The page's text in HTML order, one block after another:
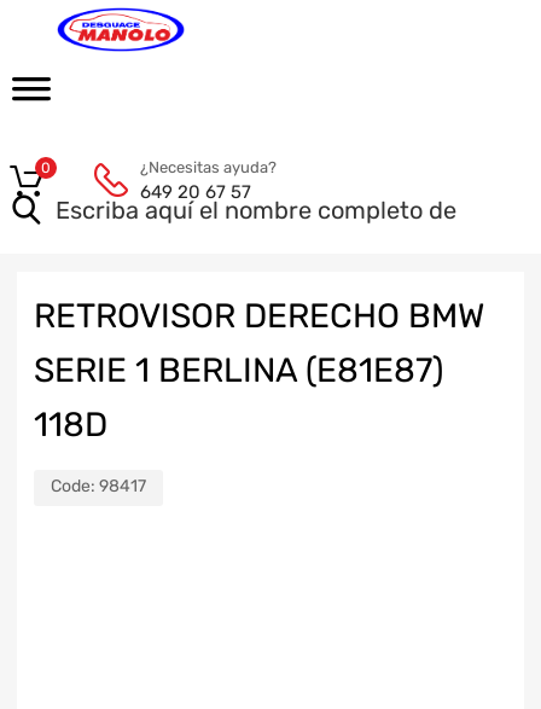
¿Necesitas ayuda?
649 20 67 57
0
RETROVISOR DERECHO BMW
SERIE 1 BERLINA (E81E87)
118D
Code: 98417